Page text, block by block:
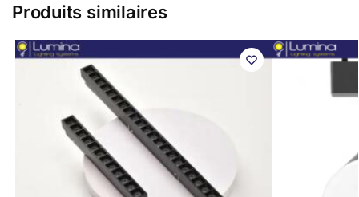
Produits similaires